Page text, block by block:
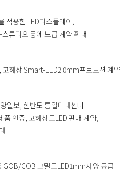
적용한 LED디스플레이,
튜디오 등에 보급 계약 확대
고해상 Smart-LED2.0mm프로모션 계약
일보, 한반도 통일미래센터
품 인증, 고해상도LED 판매 계약,
GOB/COB 고밀도LED1mm사양 공급